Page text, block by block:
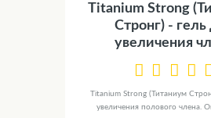
Titanium Strong
Стронг) - гель
увеличения
Titanium Strong (Титаниум
увеличения полового члена.